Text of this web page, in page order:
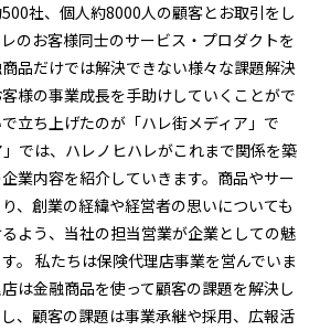
社、個人約8000人の顧客とお取引をし
のお客様同士のサービス・プロダクトを
品だけでは解決できない様々な課題解決
様の事業成長を手助けしていくことがで
立ち上げたのが「ハレ街メディア」で
では、ハレノヒハレがこれまで関係を築
業内容を紹介していきます。商品やサー
、創業の経緯や経営者の思いについても
よう、当社の担当営業が企業としての魅
。 私たちは保険代理店事業を営んでいま
は金融商品を使って顧客の課題を解決し
、顧客の課題は事業承継や採用、広報活